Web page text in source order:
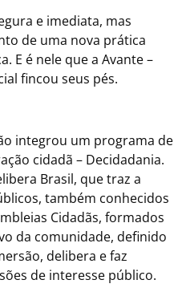
e imediata, mas
de uma nova prática
E é nele que a Avante –
fincou seus pés.
integrou um programa de
cidadã – Decidadania.
Brasil, que traz a
também conhecidos
Cidadãs, formados
da comunidade, definido
delibera e faz
de interesse público.